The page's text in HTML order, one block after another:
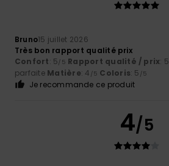
Bruno15 juillet 2026
Très bon rapport qualité prix
Confort: 5/5 Rapport qualité / prix: 5
parfaite Matière: 4 /5 Coloris: 5 /5
Je recommande ce produit
4/5